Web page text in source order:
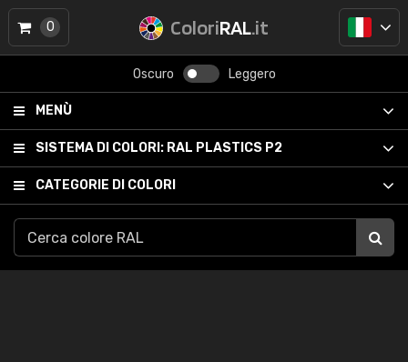
ColoriRAL.it
Oscuro Leggero
MENÙ
SISTEMA DI COLORI: RAL PLASTICS P2
CATEGORIE DI COLORI
0